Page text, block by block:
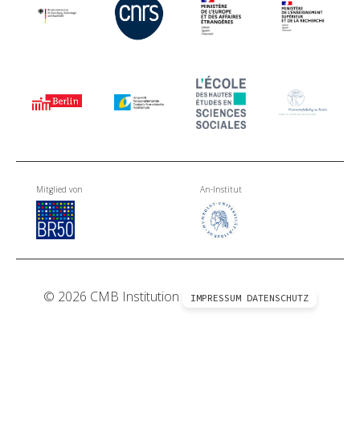
Mitglied von An-Institut
© 2026 CMB Institution IMPRESSUM DATENSCHUTZ